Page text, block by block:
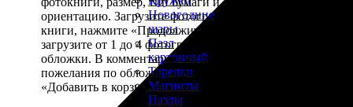
Новогодние
шары
Пазл
картонный
Тарелки
Магниты
Пазлы
ориентацию. Загрузите фотографии для
книги, нажмите «Продолжить» и
загрузите от 1 до 4 фотографий для
обложки. В комментарии оставьте свои
пожелания по обложке, нажмите
«Добавить в корзину».